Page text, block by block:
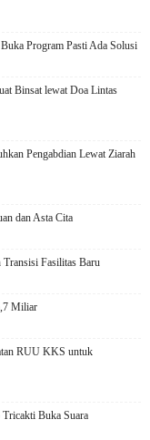
Program Pasti Ada Solusi
Binsat lewat Doa Lintas
Pengabdian Lewat Ziarah
dan Asta Cita
Fasilitas Baru
Miliar
RUU KKS untuk
Buka Suara